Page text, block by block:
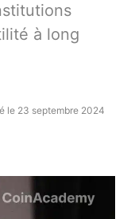
à long
le 23 septembre 2024